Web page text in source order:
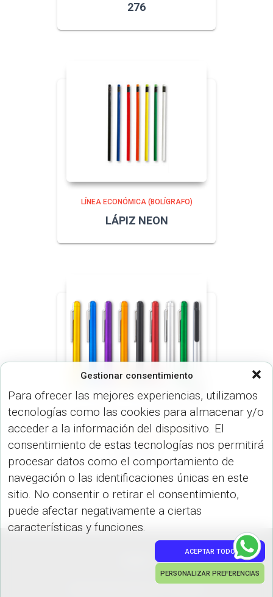
Gestionar consentimiento
Para ofrecer las mejores experiencias, utilizamos
tecnologías como las cookies para almacenar y/o
acceder a la información del dispositivo. El
consentimiento de estas tecnologías nos permitirá
procesar datos como el comportamiento de
navegación o las identificaciones únicas en este
sitio. No consentir o retirar el consentimiento,
puede afectar negativamente a ciertas
características y funciones.
ACEPTAR TODO
PERSONALIZAR PREFERENCIAS
276
LÍNEA ECONÓMICA (BOLÍGRAFO)
LÁPIZ NEON
LÍNEA ECONÓMICA (BOLÍGRAFO)